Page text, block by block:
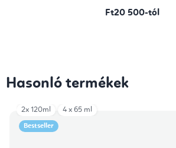
Ft20 500-tól
Hasonló termékek
Bestseller
2x 120ml 4 x 65 ml